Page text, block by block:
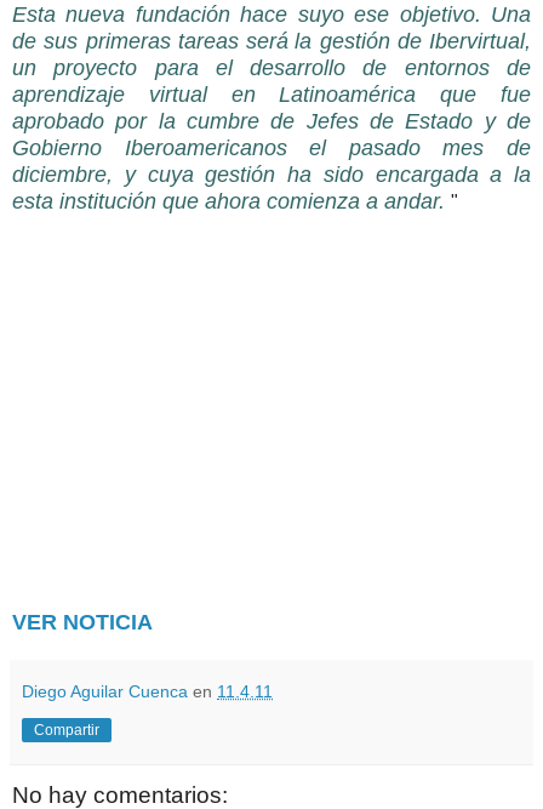
Esta nueva fundación hace suyo ese objetivo. Una
de sus primeras tareas será la gestión de Ibervirtual,
un proyecto para el desarrollo de entornos de
aprendizaje virtual en Latinoamérica que fue
aprobado por la cumbre de Jefes de Estado y de
Gobierno Iberoamericanos el pasado mes de
diciembre, y cuya gestión ha sido encargada a la
esta institución que ahora comienza a andar. "
VER NOTICIA
Diego Aguilar Cuenca en 11.4.11
Compartir
No hay comentarios: